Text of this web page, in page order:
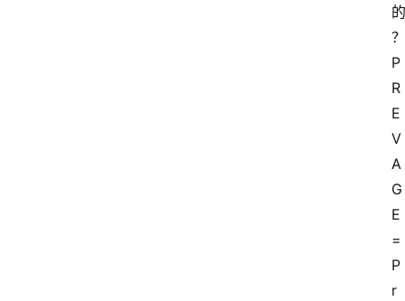
的
？
P
R
E
V
A
G
E
=
P
r